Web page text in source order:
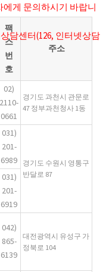
게 문의하시기 바랍니
담센터(126, 인터넷상담
팩
스
번
호
주소
02)
2110-
0661
경기도 과천시 관문로
47 정부과천청사 1동
031)
201-
6989
경기도 수원시 영통구
반달로 87
031)
201-
6919
042)
865-
6139
대전광역시 유성구 가
정북로 104